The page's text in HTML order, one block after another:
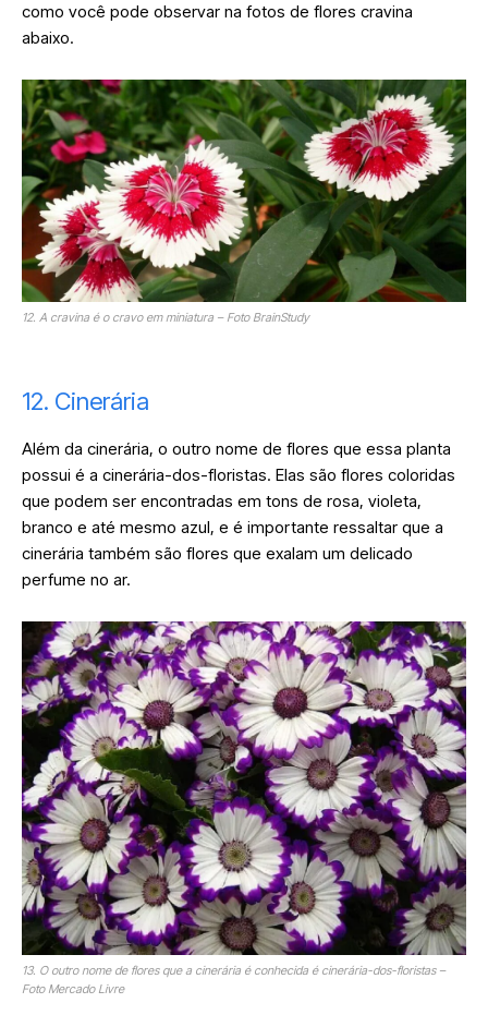
como você pode observar na fotos de flores cravina
abaixo.
12. A cravina é o cravo em miniatura – Foto BrainStudy
12. Cinerária
Além da cinerária, o outro nome de flores que essa planta
possui é a cinerária-dos-floristas. Elas são flores coloridas
que podem ser encontradas em tons de rosa, violeta,
branco e até mesmo azul, e é importante ressaltar que a
cinerária também são flores que exalam um delicado
perfume no ar.
13. O outro nome de flores que a cinerária é conhecida é cinerária-dos-floristas –
Foto Mercado Livre